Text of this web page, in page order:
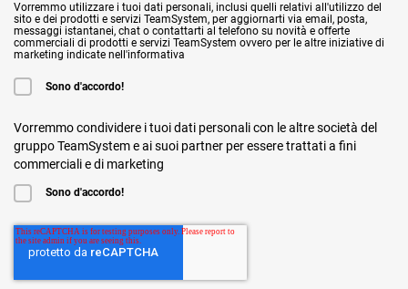
Vorremmo utilizzare i tuoi dati personali, inclusi quelli relativi all'utilizzo del
sito e dei prodotti e servizi TeamSystem, per aggiornarti via email, posta,
messaggi istantanei, chat o contattarti al telefono su novità e offerte
commerciali di prodotti e servizi TeamSystem ovvero per le altre iniziative di
marketing indicate nell'informativa
Sono d'accordo!
Vorremmo condividere i tuoi dati personali con le altre società del
gruppo TeamSystem e ai suoi partner per essere trattati a fini
commerciali e di marketing
Sono d'accordo!